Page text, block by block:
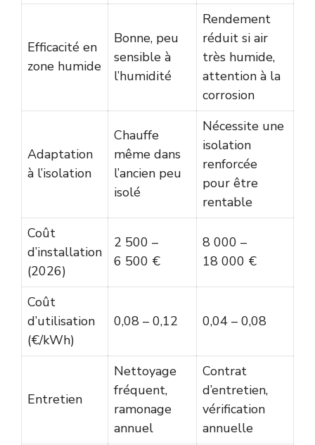
Efficacité en
zone humide
Bonne, peu
sensible à
l’humidité
Rendement
réduit si air
très humide,
attention à la
corrosion
Adaptation
à l’isolation
Chauffe
même dans
l’ancien peu
isolé
Nécessite une
isolation
renforcée
pour être
rentable
Coût
d’installation
(2026)
2 500 –
6 500 €
8 000 –
18 000 €
Coût
d’utilisation
(€/kWh)
0,08 – 0,12 0,04 – 0,08
Entretien
Nettoyage
fréquent,
ramonage
annuel
Contrat
d’entretien,
vérification
annuelle